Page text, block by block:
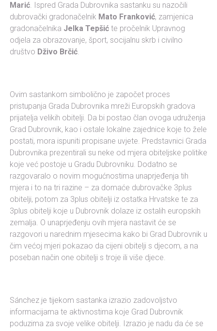
Marić. Ispred Grada Dubrovnika sastanku su nazočili
dubrovački gradonačelnik Mato Franković, zamjenica
gradonačelnika Jelka Tepšićte pročelnik Upravnog
odjela za obrazovanje, šport, socijalnu skrb i civilno
društvo Dživo Brčić.
Ovim sastankom simbolično je započet proces
pristupanja Grada Dubrovnika mreži Europskih gradova
prijatelja velikih obitelji. Da bi postao član ovoga udruženja
Grad Dubrovnik, kao i ostale lokalne zajednice koje to žele
postati, mora ispuniti propisane uvjete. Predstavnici Grada
Dubrovnika prezentirali su neke od mjera obiteljske politike
koje već postoje u Gradu Dubrovniku. Dodatno se
razgovaralo o novim mogućnostima unaprjeđenja tih
mjera i to na tri razine – za domaće dubrovačke 3plus
obitelji, potom za 3plus obitelji iz ostatka Hrvatske te za
3plus obitelji koje u Dubrovnik dolaze iz ostalih europskih
zemalja. O unaprjeđenju ovih mjera nastavit će se
razgovori u narednim mjesecima kako bi Grad Dubrovnik u
čim većoj mjeri pokazao da cijeni obitelji s djecom, a na
poseban način one obitelji s troje ili više djece.
Sánchez je tijekom sastanka izrazio zadovoljstvo
informacijama te aktivnostima koje Grad Dubrovnik
poduzima za svoje velike obitelji. Izrazio je nadu da će se